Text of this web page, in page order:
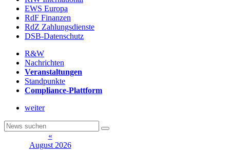
EWS Europa
RdF Finanzen
RdZ Zahlungsdienste
DSB-Datenschutz
R&W
Nachrichten
Veranstaltungen
Standpunkte
Compliance-Plattform
weiter
«
August 2026